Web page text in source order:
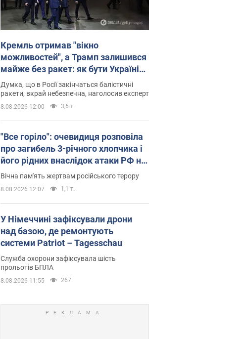
Кремль отримав "вікно
можливостей", а Трамп залишився
майже без ракет: як бути Україні?
Інтерв’ю з Мельником
Думка, що в Росії закінчаться балістичні
ракети, вкрай небезпечна, наголосив експерт
8.08.2026 12:00 3,6 т.
"Все горіло": очевидиця розповіла
про загибель 3-річного хлопчика і
його рідних внаслідок атаки РФ на
Київщину. Відео та фото
Вічна пам'ять жертвам російського терору
8.08.2026 12:07 1,1 т.
У Німеччині зафіксували дрони
над базою, де ремонтують
системи Patriot – Tagesschau
Служба охорони зафіксувала шість
прольотів БПЛА
8.08.2026 11:55 267